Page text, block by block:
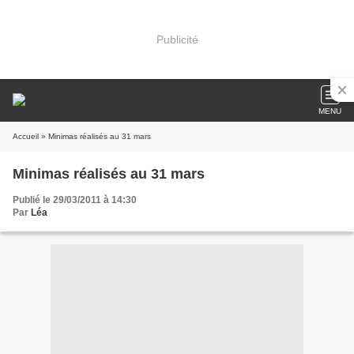
Publicité
MENU
Accueil » Minimas réalisés au 31 mars
Minimas réalisés au 31 mars
Publié le 29/03/2011 à 14:30
Par Léa